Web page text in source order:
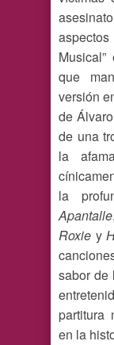
que
versión
de
de una
la
la
Apantalle
Roxie y
sabor de
partitura
en la